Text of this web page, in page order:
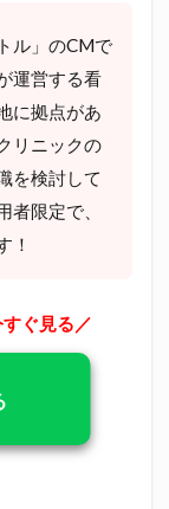
ル」のCMで
運営する看
に拠点があ
リニックの
を検討して
者限定で、
！
ぐ見る／